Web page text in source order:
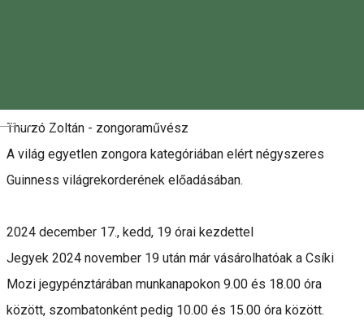
Magyar
Thurzó Zoltán - zongoraművész
A világ egyetlen zongora kategóriában elért négyszeres
Guinness világrekorderének előadásában.
2024 december 17., kedd, 19 órai kezdettel
Jegyek 2024 november 19 után már vásárolhatóak a Csíki
Mozi jegypénztárában munkanapokon 9.00 és 18.00 óra
között, szombatonként pedig 10.00 és 15.00 óra között.